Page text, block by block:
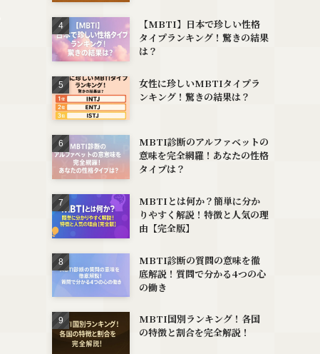
【MBTI】日本で珍しい性格
タイプランキング！驚きの結果
は？
女性に珍しいMBTIタイプラ
ンキング！驚きの結果は？
MBTI診断のアルファベットの
意味を完全網羅！あなたの性格
タイプは？
MBTIとは何か？簡単に分か
りやすく解説！特徴と人気の理
由【完全版】
MBTI診断の質問の意味を徹
底解説！質問で分かる4つの心
の働き
MBTI国別ランキング！各国
の特徴と割合を完全解説！